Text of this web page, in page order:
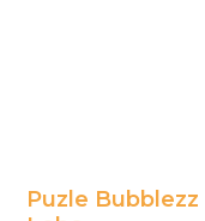
Puzle Bubblezz